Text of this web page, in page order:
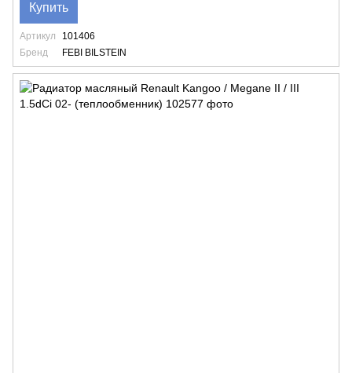
Купить
Артикул
101406
Бренд
FEBI BILSTEIN